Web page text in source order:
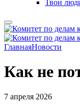
Твои
ГлавнаяНовости
Как не
7 апреля 2026